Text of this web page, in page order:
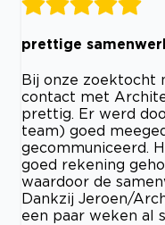
prettige
Bij onze zoektocht
contact met
prettig. Er werd
team) goed
gecommuniceerd.
goed rekening
waardoor de
Dankzij Jeroen/
een paar weken al